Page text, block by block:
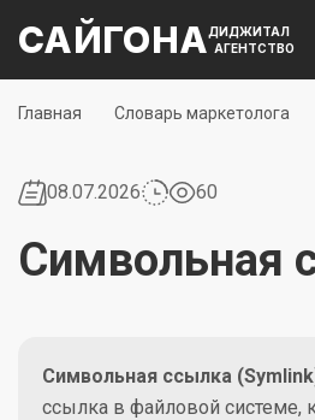
САЙГОНАДИДЖИТАЛ
АГЕНТСТВО
Главная Словарь маркетолога
Символьная
08.07.2026 60
Символьная ссылка
ссылка в файловой системе,